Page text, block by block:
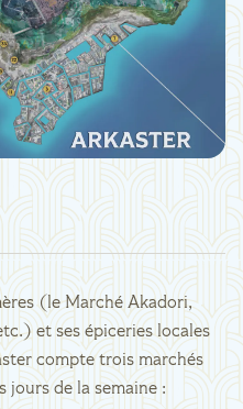
(le Marché Akadori,
et ses épiceries locales
compte trois marchés
de la semaine :